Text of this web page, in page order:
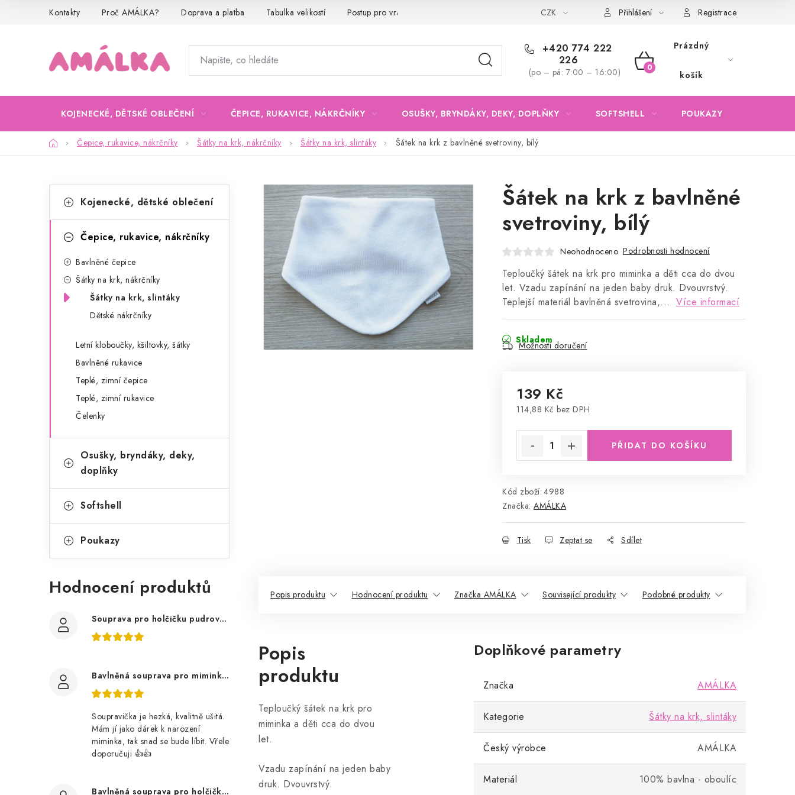
Kontakty Proč AMÁLKA? Doprava a platba Tabulka velikostí Postup pro vrácení a výměnu Obchodní podmínky Podmínky ochrany osobních údajů
CZK Přihlášení Registrace
+420 774 222
226
(po – pá: 7:00 – 16:00)
NÁKUPNÍ
Prázdný
košík
KOJENECKÉ, DĚTSKÉ OBLEČENÍ ČEPICE, RUKAVICE, NÁKRČNÍKY OSUŠKY, BRYNDÁKY, DEKY, DOPLŇKY SOFTSHELL POUKAZY
DomůČepice, rukavice, nákrčníky Šátky na krk, nákrčníky Šátky na krk, slintáky Šátek na krk z bavlněné svetroviny, bílý
o
n
l
kategorie
a
Kojenecké, dětské oblečení
Čepice, rukavice, nákrčníky
Bavlněné čepice
Šátky na krk, nákrčníky
Šátky na krk, slintáky
Dětské nákrčníky
Letní kloboučky, kšiltovky, šátky
Bavlněné rukavice
Teplé, zimní čepice
Teplé, zimní rukavice
Čelenky
Osušky, bryndáky, deky,
doplňky
Softshell
Poukazy
Hodnocení produktů
Souprava pro holčičku pudrově růžová, ptáčci květy
Bavlněná souprava pro miminko, zvířátka v lese
Soupravička je hezká, kvalitně ušitá.
Mám jí jako dárek k narození
miminka, tak snad se bude líbit. Vřele
doporučuji 👍👍
Bavlněná souprava pro holčičku, tmavé květy
Šátek na krk z bavlněné
svetroviny, bílý
Neohodnoceno Podrobnosti hodnocení
Teploučký šátek na krk pro miminka a děti cca do dvou
let. Vzadu zapínání na jeden baby druk. Dvouvrstvý.
Teplejší materiál bavlněná svetrovina,... Více informací
Skladem
Možnosti doručení
139 Kč
114,88 Kč bez DPH
PŘIDAT DO KOŠÍKU
Kód zboží: 4988
Značka: AMÁLKA
Tisk Zeptat se Sdílet
Popis produktu Hodnocení produktu Značka AMÁLKA Související produkty Podobné produkty
Popis
produktu
Teploučký šátek na krk pro
miminka a děti cca do dvou
let.
Vzadu zapínání na jeden baby
druk. Dvouvrstvý.
Doplňkové parametry
Značka AMÁLKA
Kategorie Šátky na krk, slintáky
Český výrobce AMÁLKA
Materiál 100% bavlna - oboulíc